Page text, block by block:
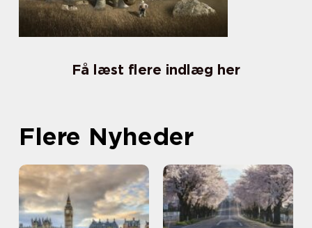
Få læst flere indlæg her
Flere Nyheder